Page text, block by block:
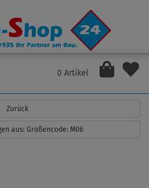
0 Artikel
Zurück
aus: Größencode: M06